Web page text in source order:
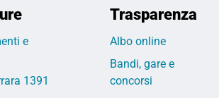
e
1391
Trasparenza
Albo online
Bandi, gare e
concorsi